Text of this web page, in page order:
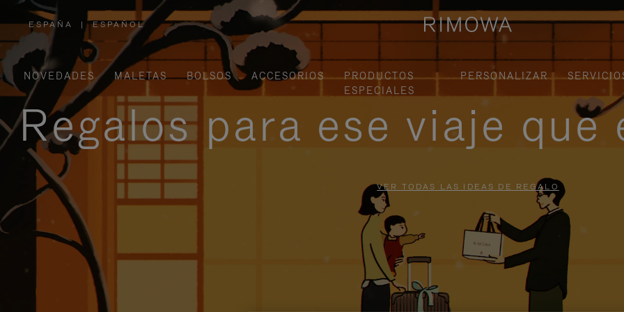
ESPAÑA
,
ELIGE
UBICACIÓN
| ESPAÑOL
NOVEDADES MALETAS BOLSOS ACCESORIOS
PRODUCTOS
ESPECIALES
PERSONALIZAR
Regalos para ese viaje
VER TODAS LAS IDEAS DE REGALO